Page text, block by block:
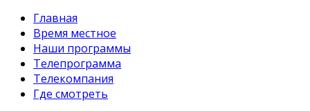
Главная
Время местное
Наши программы
Телепрограмма
Телекомпания
Где смотреть